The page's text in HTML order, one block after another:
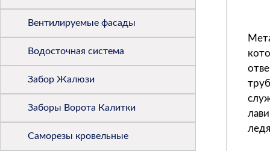
Вентилируемые фасады
Водосточная система
Забор Жалюзи
Заборы Ворота Калитки
Саморезы кровельные